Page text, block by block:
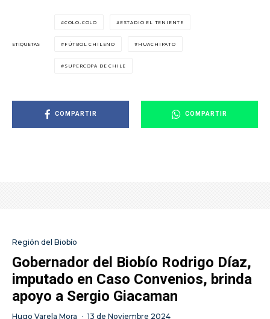
ETIQUETAS
COLO-COLO ESTADIO EL TENIENTE
FÚTBOL CHILENO HUACHIPATO
SUPERCOPA DE CHILE
COMPARTIR COMPARTIR
Región del Biobío
Gobernador del Biobío Rodrigo Díaz,
imputado en Caso Convenios, brinda
apoyo a Sergio Giacaman
Hugo Varela Mora · 13 de Noviembre 2024